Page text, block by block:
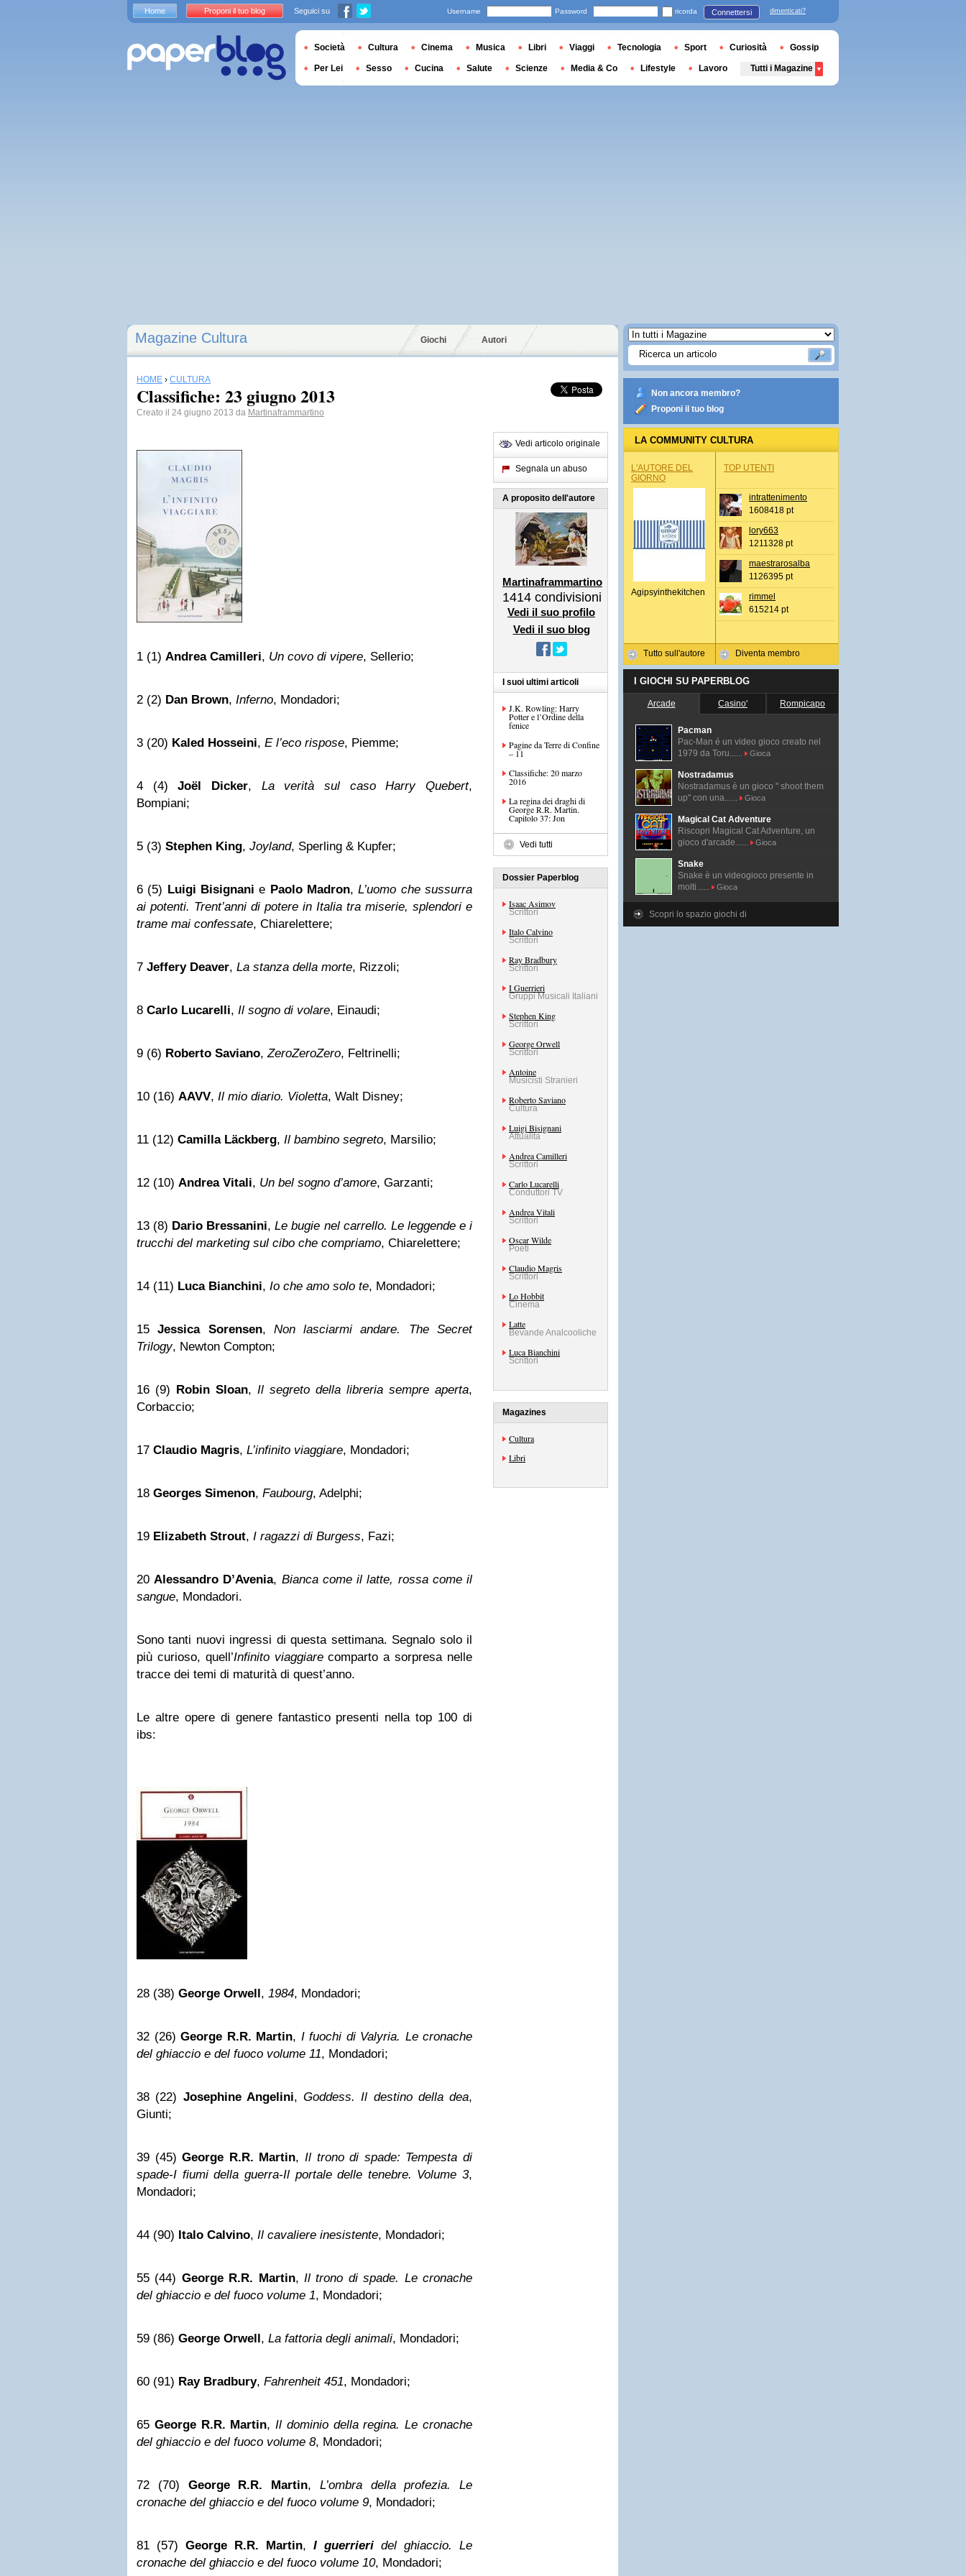
Magazine Cultura Giochi Autori
HOME › CULTURA
Classifiche: 23 giugno 2013
Creato il 24 giugno 2013 da Martinaframmartino
1 (1) Andrea Camilleri, Un covo di vipere, Sellerio;
2 (2) Dan Brown, Inferno, Mondadori;
3 (20) Kaled Hosseini, E l’eco rispose, Piemme;
4 (4)Joël Dicker, La verità sul caso Harry Quebert,
Bompiani;
5 (3) Stephen King, Joyland, Sperling & Kupfer;
6 (5) Luigi Bisignani e Paolo Madron,L’uomo che sussurra
ai potenti. Trent’anni di potere in Italia tra miserie, splendori e
trame mai confessate, Chiarelettere;
7 Jeffery Deaver, La stanza della morte, Rizzoli;
8 Carlo Lucarelli, Il sogno di volare, Einaudi;
9 (6) Roberto Saviano,ZeroZeroZero, Feltrinelli;
10 (16) AAVV, Il mio diario. Violetta, Walt Disney;
11 (12) Camilla Läckberg, Il bambino segreto, Marsilio;
12 (10) Andrea Vitali, Un bel sogno d’amore, Garzanti;
13 (8) Dario Bressanini,Le bugie nel carrello. Le leggende e i
trucchi del marketing sul cibo che compriamo, Chiarelettere;
14 (11) Luca Bianchini, Io che amo solo te, Mondadori;
15Jessica Sorensen, Non lasciarmi andare. The Secret
Trilogy, Newton Compton;
16 (9) Robin Sloan, Il segreto della libreria sempre aperta,
Corbaccio;
17 Claudio Magris, L’infinito viaggiare, Mondadori;
18 Georges Simenon, Faubourg, Adelphi;
19 Elizabeth Strout, I ragazzi di Burgess, Fazi;
20Alessandro D’Avenia, Bianca come il latte, rossa come il
sangue, Mondadori.
Sono tanti nuovi ingressi di questa settimana. Segnalo solo il
più curioso, quell’Infinito viaggiarecomparto a sorpresa nelle
tracce dei temi di maturità di quest’anno.
Le altre opere di genere fantastico presenti nella top 100 di
ibs:
28 (38) George Orwell, 1984, Mondadori;
32 (26) George R.R. Martin, I fuochi di Valyria. Le cronache
del ghiaccio e del fuoco volume 11, Mondadori;
38 (22) Josephine Angelini, Goddess. Il destino della dea,
Giunti;
39 (45)George R.R. Martin,Il trono di spade: Tempesta di
spade-I fiumi della guerra-Il portale delle tenebre. Volume 3,
Mondadori;
44 (90) Italo Calvino, Il cavaliere inesistente, Mondadori;
55 (44) George R.R. Martin,Il trono di spade. Le cronache
del ghiaccio e del fuoco volume 1, Mondadori;
59 (86) George Orwell, La fattoria degli animali, Mondadori;
60 (91) Ray Bradbury, Fahrenheit 451, Mondadori;
65 George R.R. Martin,Il dominio della regina. Le cronache
del ghiaccio e del fuoco volume 8, Mondadori;
72 (70) George R.R. Martin, L’ombra della profezia. Le
cronache del ghiaccio e del fuoco volume 9, Mondadori;
81 (57) George R.R. Martin, I guerrieri del ghiaccio. Le
cronache del ghiaccio e del fuoco volume 10, Mondadori;
Vedi articolo originale
Segnala un abuso
A proposito dell'autore
Martinaframmartino
1414 condivisioni
Vedi il suo profilo
Vedi il suo blog
I suoi ultimi articoli
J.K. Rowling: Harry
Potter e l’Ordine della
fenice
Pagine da Terre di Confine
– 11
Classifiche: 20 marzo
2016
La regina dei draghi di
George R.R. Martin.
Capitolo 37: Jon
Vedi tutti
Dossier Paperblog
Isaac Asimov
Scrittori
Italo Calvino
Scrittori
Ray Bradbury
Scrittori
I Guerrieri
Gruppi Musicali Italiani
Stephen King
Scrittori
George Orwell
Scrittori
Antoine
Musicisti Stranieri
Roberto Saviano
Cultura
Luigi Bisignani
Attualità
Andrea Camilleri
Scrittori
Carlo Lucarelli
Conduttori TV
Andrea Vitali
Scrittori
Oscar Wilde
Poeti
Claudio Magris
Scrittori
Lo Hobbit
Cinema
Latte
Bevande Analcooliche
Luca Bianchini
Scrittori
Magazines
Cultura
Libri
Non ancora membro?
Proponi il tuo blog
LA COMMUNITY CULTURA
L'AUTORE DEL
GIORNO
Agipsyinthekitchen
Tutto sull'autore
TOP UTENTI
intrattenimento
1608418 pt
lory663
1211328 pt
maestrarosalba
1126395 pt
rimmel
615214 pt
Diventa membro
I GIOCHI SU PAPERBLOG
Arcade Casino' Rompicapo
Pacman
Pac-Man é un video gioco creato nel
1979 da Toru......
Gioca
Nostradamus
Nostradamus è un gioco " shoot them
up" con una......
Gioca
Magical Cat Adventure
Riscopri Magical Cat Adventure, un
gioco d'arcade......
Gioca
Snake
Snake è un videogioco presente in
molti......
Gioca
Scopri lo spazio giochi di
Home Proponi il tuo blog Seguici su Username Password ricorda Connettersi dimenticati?
Società Cultura Cinema Musica Libri Viaggi Tecnologia Sport Curiosità Gossip
Per Lei Sesso Cucina Salute Scienze Media & Co Lifestyle Lavoro Tutti i Magazine